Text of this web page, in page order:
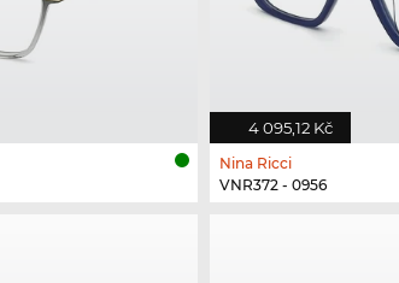
4 095,12 Kč
Nina Ricci
VNR372 - 0956